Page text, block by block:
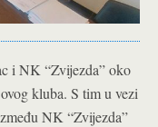
i NK “Zvijezda” oko
kluba. S tim u vezi
NK “Zvijezda”